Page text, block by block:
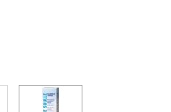
imageView larger image